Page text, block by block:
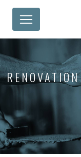
Panneau de gestion